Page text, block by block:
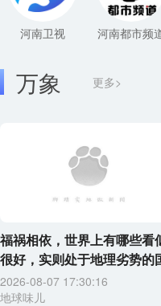
河南卫视 河南都市频
更多>
万象
福祸相依，世界上有哪些看
很好，实则处于地理劣势的
2026-08-07 17:30:16
地球味儿